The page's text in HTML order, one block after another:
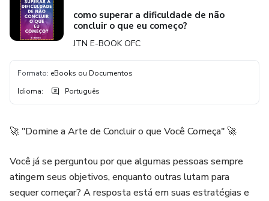
como superar a dificuldade de não
concluir o que eu começo?
JTN E-BOOK OFC
Formato: eBooks ou Documentos
Idioma: Português
🚀 "Domine a Arte de Concluir o que Você Começa" 🚀
Você já se perguntou por que algumas pessoas sempre
atingem seus objetivos, enquanto outras lutam para
sequer começar? A resposta está em suas estratégias e